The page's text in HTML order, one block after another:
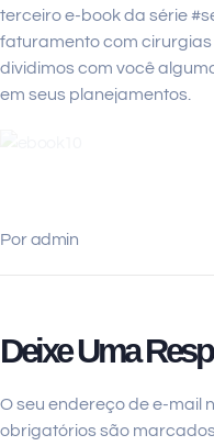
terceiro e-book da série
faturamento com cirurgias
dividimos com você
em seus planejamentos.
Poradmin
Deixe Uma
O seu endereço de e-mail
obrigatórios são